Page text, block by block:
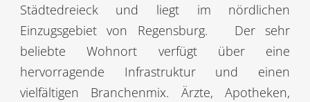
Städtedreieck und liegt im nördlichen
Einzugsgebiet von Regensburg.
Der sehr
beliebte Wohnort verfügt über eine
hervorragende Infrastruktur und einen
vielfältigen Branchenmix. Ärzte, Apotheken,